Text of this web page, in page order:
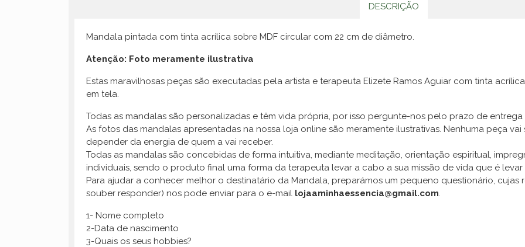
DESCRIÇÃO
Mandala pintada com tinta acrílica sobre MDF circular com 22 cm de diâmetro.
Atenção: Foto meramente ilustrativa
Estas maravilhosas peças são executadas pela artista e terapeuta Elizete Ramos Aguiar com tinta
em tela.
Todas as mandalas são personalizadas e têm vida própria, por isso pergunte-nos pelo prazo de
As fotos das mandalas apresentadas na nossa loja online são meramente ilustrativas. Nenhuma peça
depender da energia de quem a vai receber.
Todas as mandalas são concebidas de forma intuitiva, mediante meditação, orientação espiritual,
individuais, sendo o produto final uma forma da terapeuta levar a cabo a sua missão de vida que é levar
Para ajudar a conhecer melhor o destinatário da Mandala, preparámos um pequeno questionário, cujas
souber responder) nos pode enviar para o e-mail lojaaminhaessencia@gmail.com.
1- Nome completo
2-Data de nascimento
3-Quais os seus hobbies?